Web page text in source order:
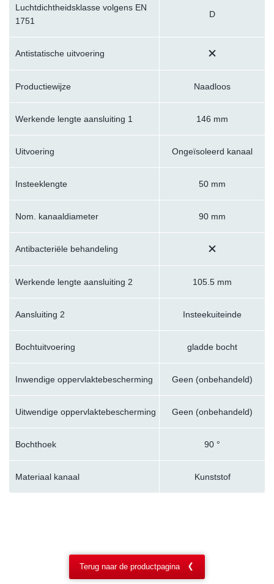
Luchtdichtheidsklasse volgens EN
1751
D
Antistatische uitvoering
Productiewijze Naadloos
Werkende lengte aansluiting 1 146 mm
Uitvoering Ongeïsoleerd kanaal
Insteeklengte 50 mm
Nom. kanaaldiameter 90 mm
Antibacteriële behandeling
Werkende lengte aansluiting 2 105.5 mm
Aansluiting 2 Insteekuiteinde
Bochtuitvoering gladde bocht
Inwendige oppervlaktebescherming Geen (onbehandeld)
Uitwendige oppervlaktebescherming Geen (onbehandeld)
Bochthoek 90 °
Materiaal kanaal Kunststof
Terug naar de productpagina